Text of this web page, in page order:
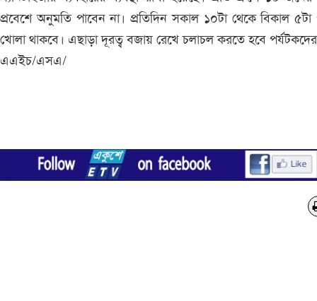
প্রবেশে অনুমতি পাবেন না। প্রতিদিন সকাল ১০টা থেকে বিকাল ৫টা
খোলা থাকবে। এছাড়া দূরত্ব বজায় রেখে চলাচল করতে হবে
এএইচ/এসএ/